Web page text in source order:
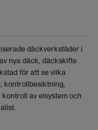
däckverkstäder i
nya däck, däckskifte
för att se vilka
kontrollbesiktning,
av elsystem och